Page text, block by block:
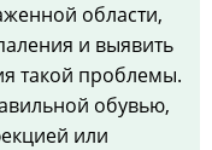
области,
и выявить
такой проблемы.
обувью,
или